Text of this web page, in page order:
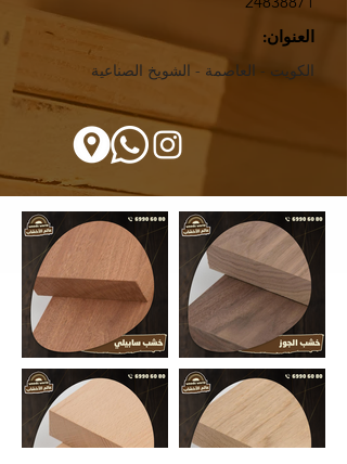
العنوان:
الكويت - العاصمة - الشويخ الصناعية